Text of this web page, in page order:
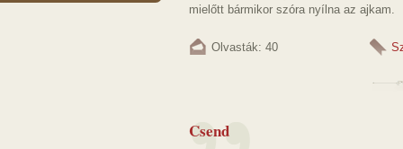
mielőtt bármikor szóra nyílna az ajkam.
Olvasták: 40
Csend